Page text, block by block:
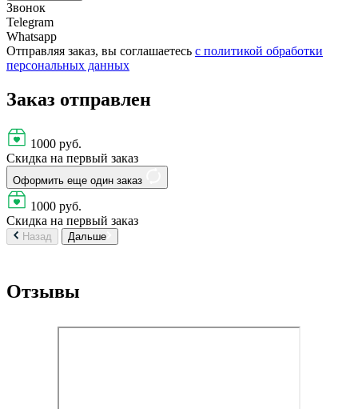
Звонок
Telegram
Whatsapp
Отправляя заказ, вы соглашаетесь с политикой обработки
персональных данных
Заказ отправлен
1000 руб.
Скидка на первый заказ
Оформить еще один заказ
1000 руб.
Скидка на первый заказ
Назад Дальше
Отзывы